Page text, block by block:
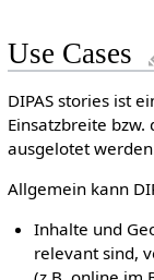
Use Cases
DIPAS stories ist
Einsatzbreite
ausgelotet
Allgemein kann
Inhalte und
relevant sind,